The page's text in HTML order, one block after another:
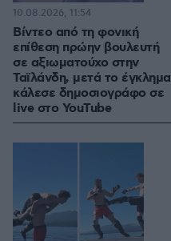
Βίντεο από τη φονική
επίθεση πρώην βουλευτή
σε αξιωματούχο στην
Ταϊλάνδη, μετά το έγκλημα
κάλεσε δημοσιογράφο σε
live στο YouTube
10.08.2026, 11:54